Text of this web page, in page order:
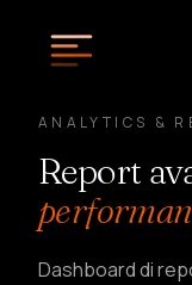
ANALYTICS &
Report
Dashboard di